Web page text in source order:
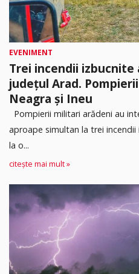
EVENIMENT
Trei incendii
județul Arad.
Neagra și Ineu
Pompierii militari arădeni au
aproape simultan la trei
la o...
citește mai mult »